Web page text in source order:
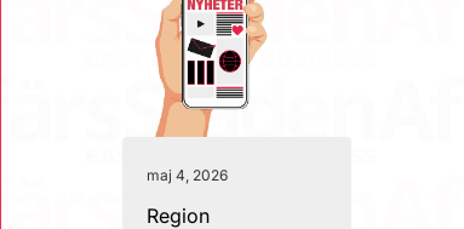
maj 4, 2026
Region